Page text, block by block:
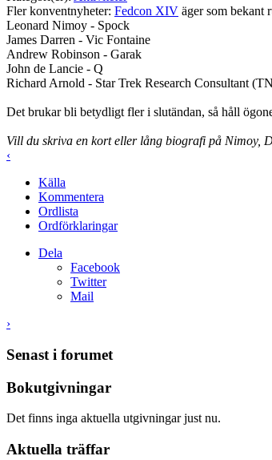
Fler konventnyheter: Fedcon XIV äger som bekant
Leonard Nimoy - Spock
James Darren - Vic Fontaine
Andrew Robinson - Garak
John de Lancie - Q
Richard Arnold - Star Trek Research Consultant
Det brukar bli betydligt fler i slutändan, så håll
Vill du skriva en kort eller lång biografi på Nimoy,
‹
Källa
Kommentera
Ordlista
Ordförklaringar
Dela
Facebook
Twitter
Mail
›
Senast i forumet
Bokutgivningar
Det finns inga aktuella utgivningar just nu.
Aktuella träffar